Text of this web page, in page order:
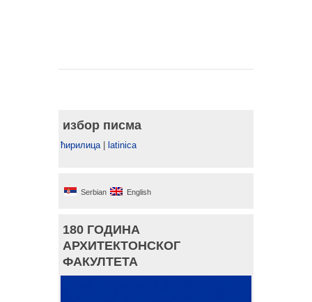
избор писма
ћирилица latinica
Serbian English
180 ГОДИНА
АРХИТЕКТОНСКОГ
ФАКУЛТЕТА